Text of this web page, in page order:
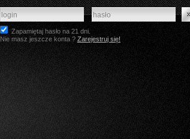
Zapamiętaj hasło na 21 dni.
Nie masz jeszcze konta ? Zarejestruj się!